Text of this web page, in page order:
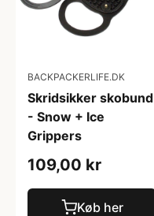
BACKPACKERLIFE.DK
Skridsikker skobund
- Snow + Ice
Grippers
109,00 kr
Køb her